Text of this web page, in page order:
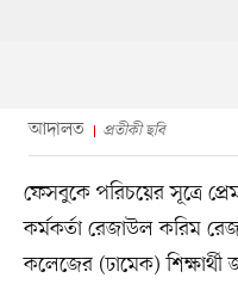
আদালত প্রতীকী ছবি
ফেসবুকে পরিচয়ের সূত্রে
কর্মকর্তা রেজাউল করিম
কলেজের (ঢামেক) শিক্ষার্থী